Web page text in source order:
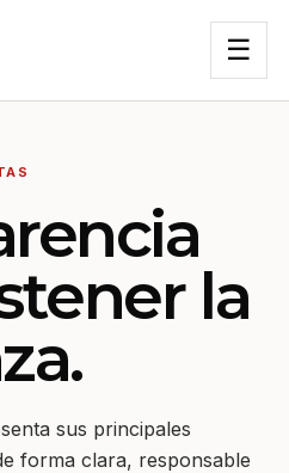
☰
la
sus principales
forma clara, responsable